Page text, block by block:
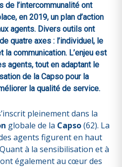
l’intercommunalité ont
en 2019, un plan d’action
agents. Divers outils ont
quatre axes : l’individuel, le
communication. L’enjeu est
agents, tout en adaptant le
de la Capso pour la
la qualité de service.
pleinement dans la
globale de la Capso(62). La
agents figurent en haut
à la sensibilisation et à
également au cœur des